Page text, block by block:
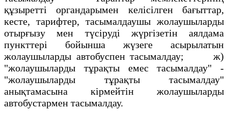
құзыреттi органдарымен келiсiлген бағыттар,
кесте, тарифтер, тасымалдаушы жолаушыларды
отырғызу мен түсiрудi жүргiзетiн аялдама
пункттерi бойынша жүзеге асырылатын
жолаушыларды автобуспен тасымалдау; ж)
"жолаушыларды тұрақты емес тасымалдау" -
"жолаушыларды тұрақты тасымалдау"
анықтамасына кiрмейтiн жолаушыларды
автобустармен тасымалдау.